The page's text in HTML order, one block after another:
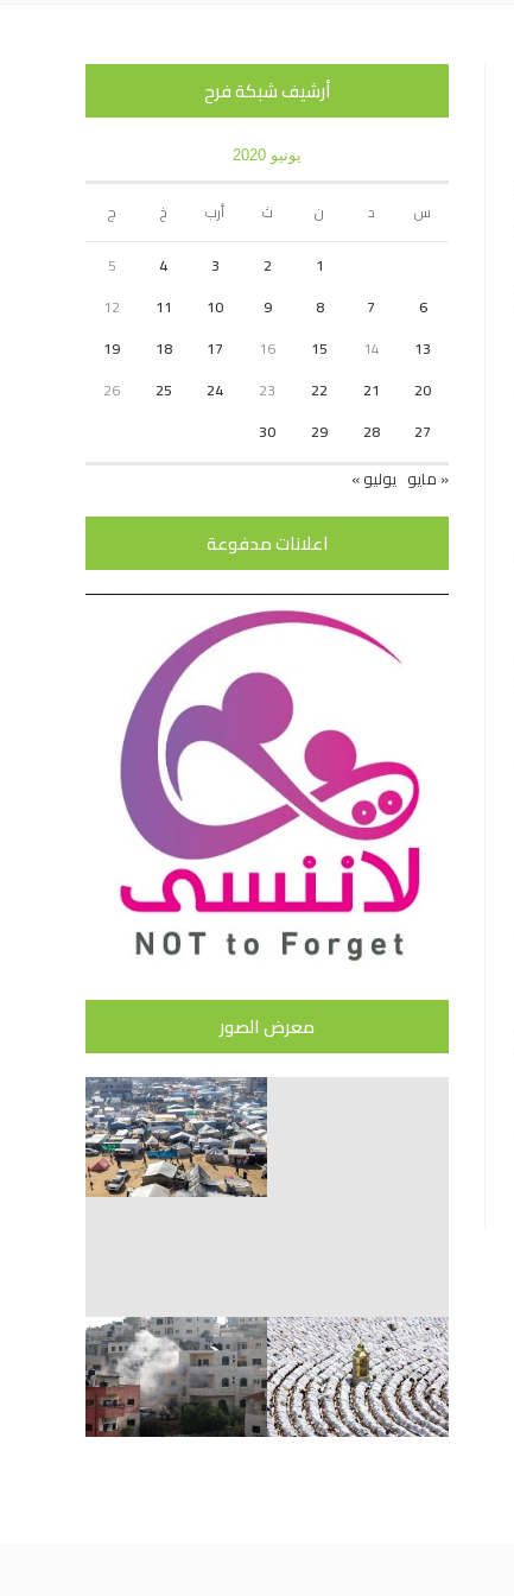
أرشيف شبكة فرح
يونيو 2020
س د ن ث أرب خ
ج
1
2
3
4
5
6
7
8
9
10
11
12
13
14
15
16
17
18
19
20
21
22
23
24
25
26
27
28
29
30
« مايو يوليو »
اعلانات مدفوعة
معرض الصور